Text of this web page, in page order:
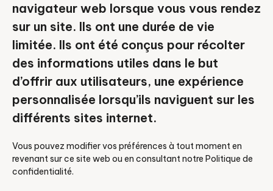
navigateur web lorsque vous vous rendez
sur un site. Ils ont une durée de vie
limitée. Ils ont été conçus pour récolter
des informations utiles dans le but
d’offrir aux utilisateurs, une expérience
personnalisée lorsqu’ils naviguent sur les
différents sites internet.
Vous pouvez modifier vos préférences à tout moment en
revenant sur ce site web ou en consultant notre Politique de
confidentialité.